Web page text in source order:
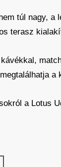
túl nagy,
terasz
a
a Lotus